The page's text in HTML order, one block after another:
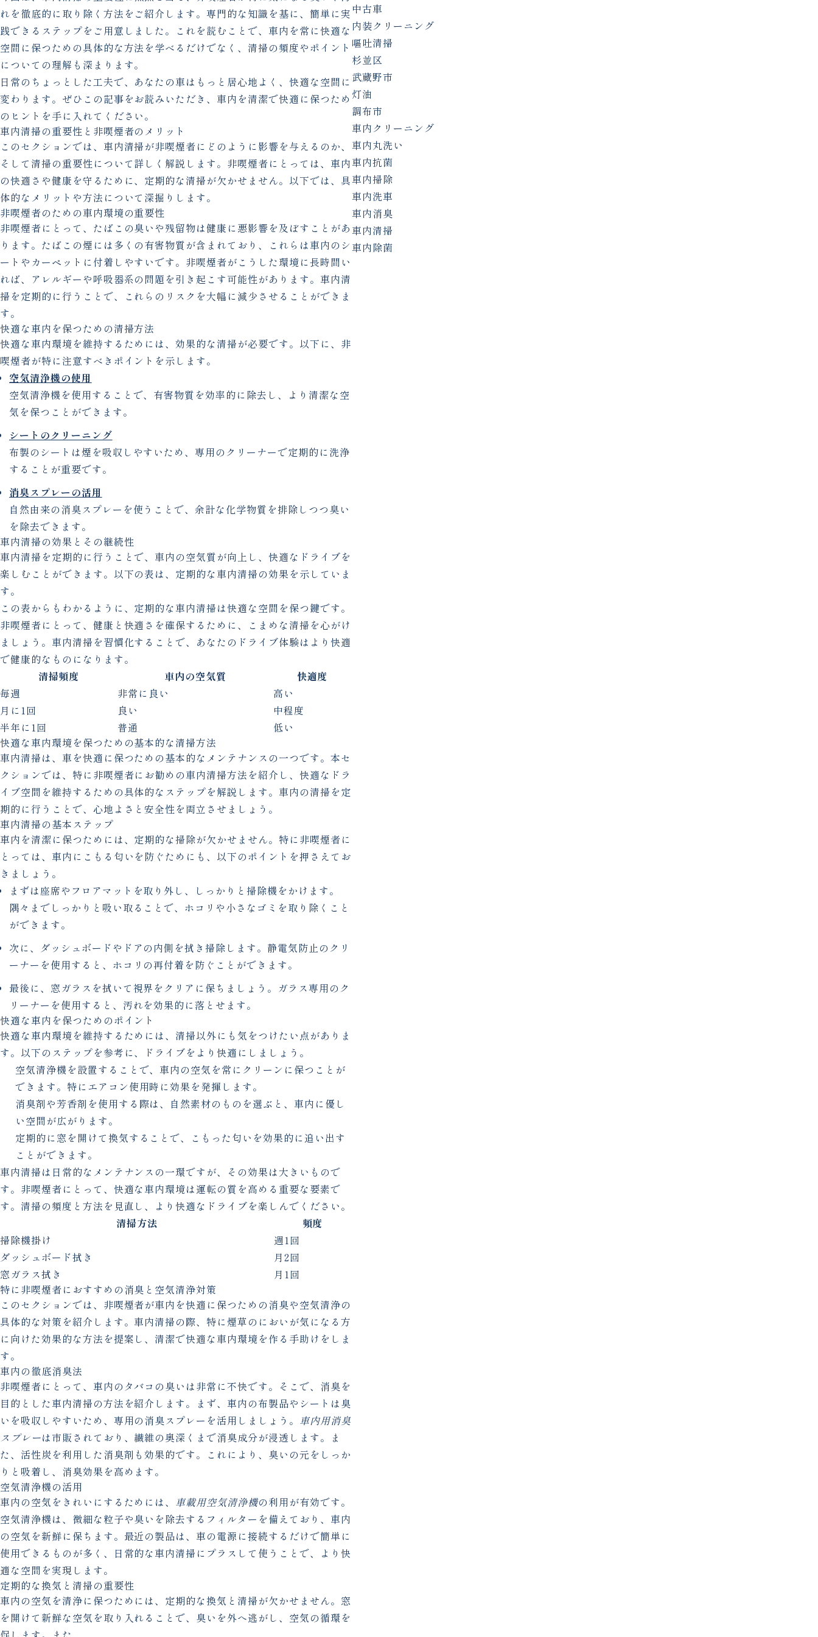
れを徹底的に取り除く方法をご紹介します。専門的な知識を基に、簡単に実
践できるステップをご用意しました。これを読むことで、車内を常に快適な
空間に保つための具体的な方法を学べるだけでなく、清掃の頻度やポイント
についての理解も深まります。
日常のちょっとした工夫で、あなたの車はもっと居心地よく、快適な空間に
変わります。ぜひこの記事をお読みいただき、車内を清潔で快適に保つため
のヒントを手に入れてください。
車内清掃の重要性と非喫煙者のメリット
このセクションでは、車内清掃が非喫煙者にどのように影響を与えるのか、
そして清掃の重要性について詳しく解説します。非喫煙者にとっては、車内
の快適さや健康を守るために、定期的な清掃が欠かせません。以下では、具
体的なメリットや方法について深掘りします。
非喫煙者のための車内環境の重要性
非喫煙者にとって、たばこの臭いや残留物は健康に悪影響を及ぼすことがあ
ります。たばこの煙には多くの有害物質が含まれており、これらは車内のシ
ートやカーペットに付着しやすいです。非喫煙者がこうした環境に長時間い
れば、アレルギーや呼吸器系の問題を引き起こす可能性があります。車内清
掃を定期的に行うことで、これらのリスクを大幅に減少させることができま
す。
快適な車内を保つための清掃方法
快適な車内環境を維持するためには、効果的な清掃が必要です。以下に、非
喫煙者が特に注意すべきポイントを示します。
空気清浄機の使用
空気清浄機を使用することで、有害物質を効率的に除去し、より清潔な空
気を保つことができます。
シートのクリーニング
布製のシートは煙を吸収しやすいため、専用のクリーナーで定期的に洗浄
することが重要です。
消臭スプレーの活用
自然由来の消臭スプレーを使うことで、余計な化学物質を排除しつつ臭い
を除去できます。
車内清掃の効果とその継続性
車内清掃を定期的に行うことで、車内の空気質が向上し、快適なドライブを
楽しむことができます。以下の表は、定期的な車内清掃の効果を示していま
す。
この表からもわかるように、定期的な車内清掃は快適な空間を保つ鍵です。
非喫煙者にとって、健康と快適さを確保するために、こまめな清掃を心がけ
ましょう。車内清掃を習慣化することで、あなたのドライブ体験はより快適
で健康的なものになります。
清掃頻度
車内の空気質
快適度
毎週
非常に良い
高い
月に1回
良い
中程度
半年に1回
普通
低い
快適な車内環境を保つための基本的な清掃方法
車内清掃は、車を快適に保つための基本的なメンテナンスの一つです。本セ
クションでは、特に非喫煙者にお勧めの車内清掃方法を紹介し、快適なドラ
イブ空間を維持するための具体的なステップを解説します。車内の清掃を定
期的に行うことで、心地よさと安全性を両立させましょう。
車内清掃の基本ステップ
車内を清潔に保つためには、定期的な掃除が欠かせません。特に非喫煙者に
とっては、車内にこもる匂いを防ぐためにも、以下のポイントを押さえてお
きましょう。
まずは座席やフロアマットを取り外し、しっかりと掃除機をかけます。
隅々までしっかりと吸い取ることで、ホコリや小さなゴミを取り除くこと
ができます。
次に、ダッシュボードやドアの内側を拭き掃除します。静電気防止のクリ
ーナーを使用すると、ホコリの再付着を防ぐことができます。
最後に、窓ガラスを拭いて視界をクリアに保ちましょう。ガラス専用のク
リーナーを使用すると、汚れを効果的に落とせます。
快適な車内を保つためのポイント
快適な車内環境を維持するためには、清掃以外にも気をつけたい点がありま
す。以下のステップを参考に、ドライブをより快適にしましょう。
空気清浄機を設置することで、車内の空気を常にクリーンに保つことが
できます。特にエアコン使用時に効果を発揮します。
消臭剤や芳香剤を使用する際は、自然素材のものを選ぶと、車内に優し
い空間が広がります。
定期的に窓を開けて換気することで、こもった匂いを効果的に追い出す
ことができます。
車内清掃は日常的なメンテナンスの一環ですが、その効果は大きいもので
す。非喫煙者にとって、快適な車内環境は運転の質を高める重要な要素で
す。清掃の頻度と方法を見直し、より快適なドライブを楽しんでください。
清掃方法
頻度
掃除機掛け
週1回
ダッシュボード拭き
月2回
窓ガラス拭き
月1回
特に非喫煙者におすすめの消臭と空気清浄対策
このセクションでは、非喫煙者が車内を快適に保つための消臭や空気清浄の
具体的な対策を紹介します。車内清掃の際、特に煙草のにおいが気になる方
に向けた効果的な方法を提案し、清潔で快適な車内環境を作る手助けをしま
す。
車内の徹底消臭法
非喫煙者にとって、車内のタバコの臭いは非常に不快です。そこで、消臭を
目的とした車内清掃の方法を紹介します。まず、車内の布製品やシートは臭
いを吸収しやすいため、専用の消臭スプレーを活用しましょう。 車内用消臭
スプレーは市販されており、繊維の奥深くまで消臭成分が浸透します。ま
た、活性炭を利用した消臭剤も効果的です。これにより、臭いの元をしっか
りと吸着し、消臭効果を高めます。
空気清浄機の活用
車内の空気をきれいにするためには、 車載用空気清浄機の利用が有効です。
空気清浄機は、微細な粒子や臭いを除去するフィルターを備えており、車内
の空気を新鮮に保ちます。最近の製品は、車の電源に接続するだけで簡単に
使用できるものが多く、日常的な車内清掃にプラスして使うことで、より快
適な空間を実現します。
定期的な換気と清掃の重要性
車内の空気を清浄に保つためには、定期的な換気と清掃が欠かせません。窓
を開けて新鮮な空気を取り入れることで、臭いを外へ逃がし、空気の循環を
中古車
内装クリーニング
嘔吐清掃
杉並区
武蔵野市
灯油
調布市
車内クリーニング
車内丸洗い
車内抗菌
車内掃除
車内洗車
車内消臭
車内清掃
車内除菌